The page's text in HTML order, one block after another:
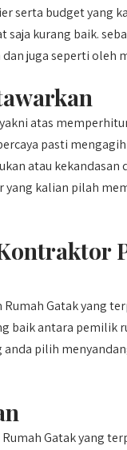
serta budget yang
saja kurang baik.
juga seperti oleh
atas
pasti
atau kekandasan
kalian pilah
Gatak yang
baik antara pemilik
pilih
Gatak yang